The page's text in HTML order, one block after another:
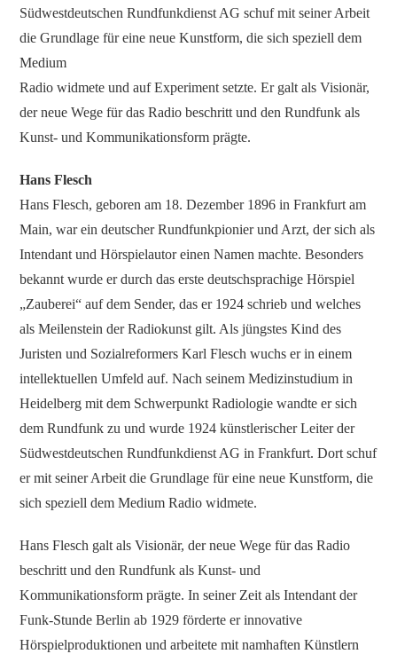
Südwestdeutschen Rundfunkdienst AG schuf mit seiner Arbeit
die Grundlage für eine neue Kunstform, die sich speziell dem
Medium
Radio widmete und auf Experiment setzte. Er galt als Visionär,
der neue Wege für das Radio beschritt und den Rundfunk als
Kunst- und Kommunikationsform prägte.
Hans Flesch
Hans Flesch, geboren am 18. Dezember 1896 in Frankfurt am
Main, war ein deutscher Rundfunkpionier und Arzt, der sich als
Intendant und Hörspielautor einen Namen machte. Besonders
bekannt wurde er durch das erste deutschsprachige Hörspiel
„Zauberei“ auf dem Sender, das er 1924 schrieb und welches
als Meilenstein der Radiokunst gilt. Als jüngstes Kind des
Juristen und Sozialreformers Karl Flesch wuchs er in einem
intellektuellen Umfeld auf. Nach seinem Medizinstudium in
Heidelberg mit dem Schwerpunkt Radiologie wandte er sich
dem Rundfunk zu und wurde 1924 künstlerischer Leiter der
Südwestdeutschen Rundfunkdienst AG in Frankfurt. Dort schuf
er mit seiner Arbeit die Grundlage für eine neue Kunstform, die
sich speziell dem Medium Radio widmete.
Hans Flesch galt als Visionär, der neue Wege für das Radio
beschritt und den Rundfunk als Kunst- und
Kommunikationsform prägte. In seiner Zeit als Intendant der
Funk-Stunde Berlin ab 1929 förderte er innovative
Hörspielproduktionen und arbeitete mit namhaften Künstlern